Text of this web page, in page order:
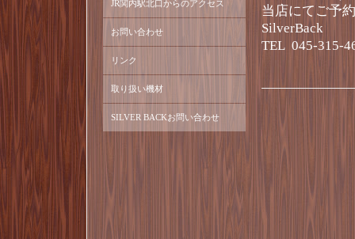
当店にてご予
SilverBack
TEL 045-315-
JR関内駅北口からのアクセス
お問い合わせ
リンク
取り扱い機材
SILVER BACKお問い合わせ